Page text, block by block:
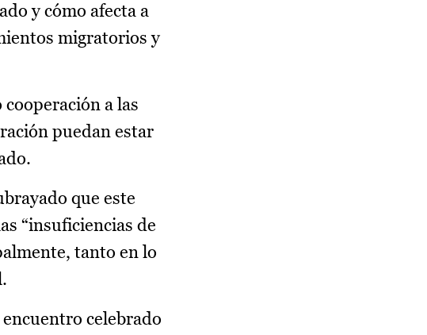
y cómo afecta a
migratorios y
a las
puedan estar
que este
“insuficiencias de
tanto en lo
celebrado